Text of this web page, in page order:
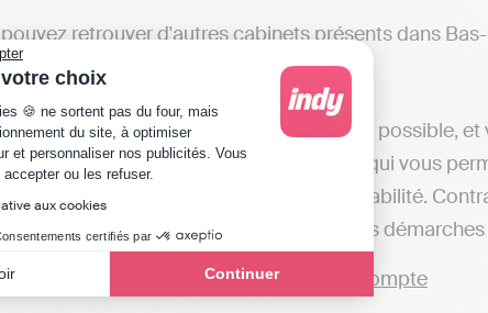
choix
du Consentement : Personnalisez vos
🍪 ne sortent pas du four, mais
du site, à optimiser
et personnaliser nos publicités. Vous
ou les refuser.
aux cookies
certifiés par
Continuer
Axeptio consent
retrouver d'autres cabinets présents dans Bas-
le Bas-Rhin
comptabilité en ligne vous-même, c'est possible, et
solutions en ligne, tels qu'Indy, qui vous
rendre autonome pour votre comptabilité.
ou d'autres villes) qui réalisera les